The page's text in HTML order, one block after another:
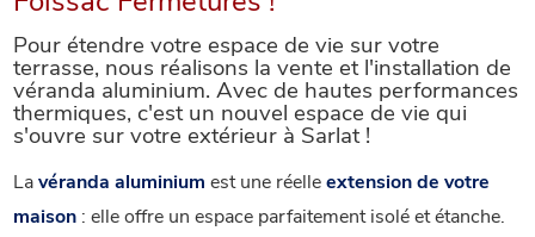
Pour étendre votre espace de vie sur votre
terrasse, nous réalisons la vente et l'installation de
véranda aluminium. Avec de hautes performances
thermiques, c'est un nouvel espace de vie qui
s'ouvre sur votre extérieur à Sarlat !
Lavéranda aluminium est une réelleextension de votre
maison : elle offre un espace parfaitement isolé et étanche.